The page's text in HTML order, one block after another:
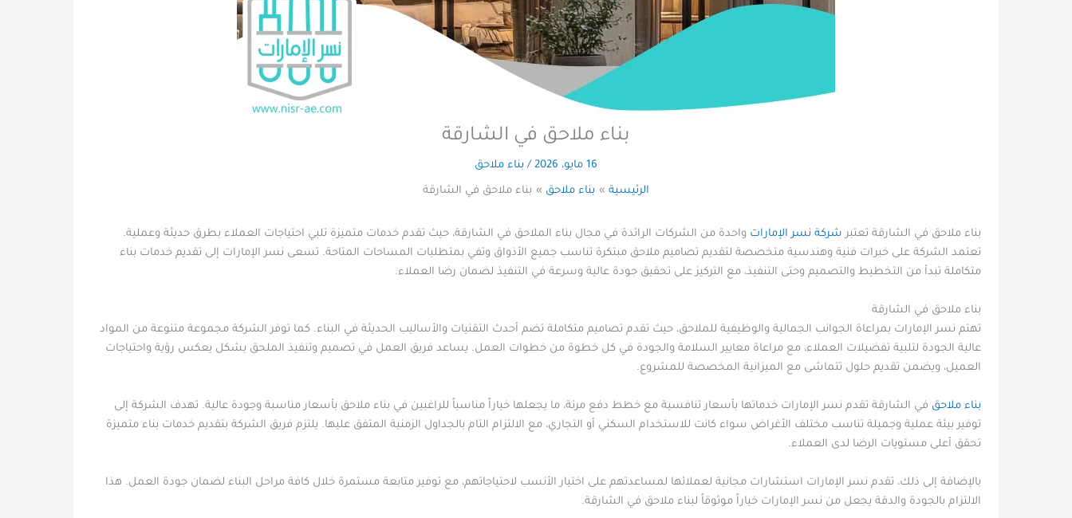
بناء ملاحق في الشارقة
16 مايو، 2026 / بناء ملاحق
الرئيسية بناء ملاحق بناء ملاحق في الشارقة
بناء ملاحق في الشارقة تعتبر شركة نسر الإمارات واحدة من الشركات الرائدة في مجال بناء الملاحق في الشارقة، حيث تقدم خدمات متميزة تلبي احتياجات العملاء بطرق حديثة وعملية.
تعتمد الشركة على خبرات فنية وهندسية متخصصة لتقديم تصاميم ملاحق مبتكرة تناسب جميع الأذواق وتفي بمتطلبات المساحات المتاحة. تسعى نسر الإمارات إلى تقديم خدمات بناء
متكاملة تبدأ من التخطيط والتصميم وحتى التنفيذ، مع التركيز على تحقيق جودة عالية وسرعة في التنفيذ لضمان رضا العملاء.
بناء ملاحق في الشارقة
تهتم نسر الإمارات بمراعاة الجوانب الجمالية والوظيفية للملاحق، حيث تقدم تصاميم متكاملة تضم أحدث التقنيات والأساليب الحديثة في البناء. كما توفر الشركة مجموعة متنوعة من المواد
عالية الجودة لتلبية تفضيلات العملاء، مع مراعاة معايير السلامة والجودة في كل خطوة من خطوات العمل. يساعد فريق العمل في تصميم وتنفيذ الملحق بشكل يعكس رؤية واحتياجات
العميل، ويضمن تقديم حلول تتماشى مع الميزانية المخصصة للمشروع.
بناء ملاحق في الشارقة تقدم نسر الإمارات خدماتها بأسعار تنافسية مع خطط دفع مرنة، ما يجعلها خياراً مناسباً للراغبين في بناء ملاحق بأسعار مناسبة وجودة عالية. تهدف الشركة إلى
توفير بيئة عملية وجميلة تناسب مختلف الأغراض سواء كانت للاستخدام السكني أو التجاري، مع الالتزام التام بالجداول الزمنية المتفق عليها. يلتزم فريق الشركة بتقديم خدمات بناء متميزة
تحقق أعلى مستويات الرضا لدى العملاء.
بالإضافة إلى ذلك، تقدم نسر الإمارات استشارات مجانية لعملائها لمساعدتهم على اختيار الأنسب لاحتياجاتهم، مع توفير متابعة مستمرة خلال كافة مراحل البناء لضمان جودة العمل. هذا
الالتزام بالجودة والدقة يجعل من نسر الإمارات خياراً موثوقاً لبناء ملاحق في الشارقة.